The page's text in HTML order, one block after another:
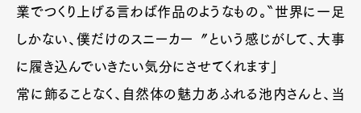
業でつくり上げる言わば作品のようなもの。〝世界に一足
しかない、僕だけのスニーカー〞という感じがして、大事
に履き込んでいきたい気分にさせてくれます」
常に飾ることなく、自然体の魅力あふれる池内さんと、当